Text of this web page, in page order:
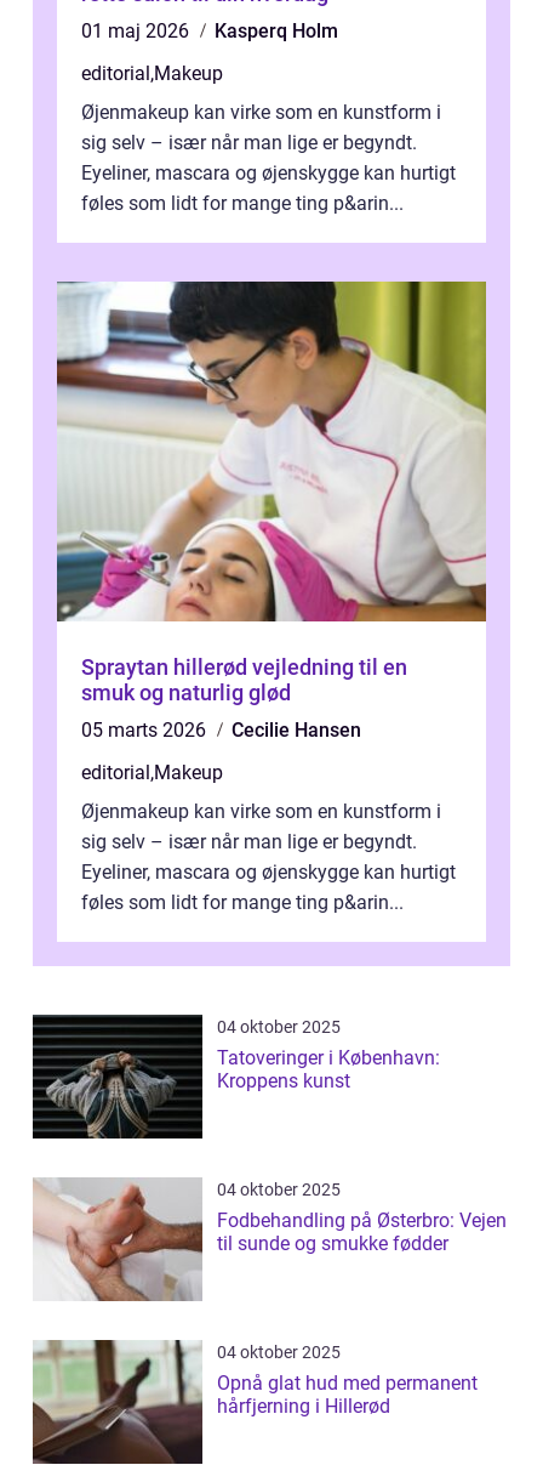
01 maj 2026
Kasperq Holm
editorial,Makeup
Øjenmakeup kan virke som en kunstform i
sig selv – især når man lige er begyndt.
Eyeliner, mascara og øjenskygge kan hurtigt
føles som lidt for mange ting p&arin...
Spraytan hillerød vejledning til en
smuk og naturlig glød
05 marts 2026
Cecilie Hansen
editorial,Makeup
Øjenmakeup kan virke som en kunstform i
sig selv – især når man lige er begyndt.
Eyeliner, mascara og øjenskygge kan hurtigt
føles som lidt for mange ting p&arin...
04 oktober 2025
Tatoveringer i København:
Kroppens kunst
04 oktober 2025
Fodbehandling på Østerbro: Vejen
til sunde og smukke fødder
04 oktober 2025
Opnå glat hud med permanent
hårfjerning i Hillerød